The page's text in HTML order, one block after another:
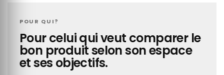
POUR QUI?
Pour celui qui veut comparer le
bon produit selon son espace
et ses objectifs.